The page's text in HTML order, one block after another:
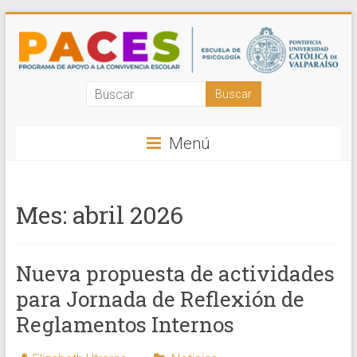
contenido
Programa
la
Escolar
PUCV
Menú
Mes: abril 2026
Nueva propuesta de actividades
para Jornada de Reflexión de
Reglamentos Internos